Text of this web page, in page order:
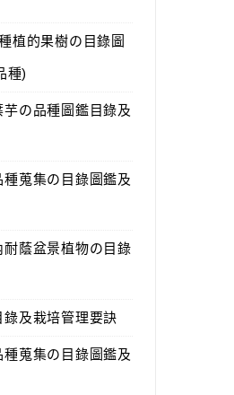
植的果樹の目錄圖
種)
の品種圖鑑目錄及
蒐集の目錄圖鑑及
蔭盆景植物の目錄
及栽培管理要訣
蒐集の目錄圖鑑及